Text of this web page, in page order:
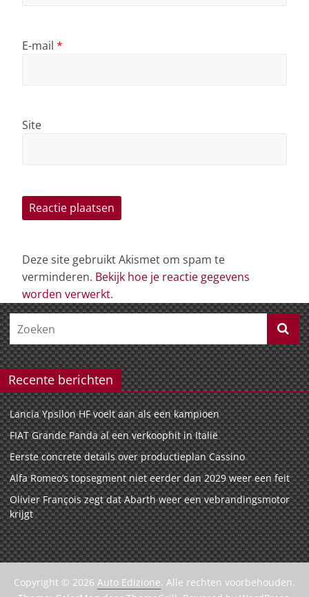
E-mail *
Site
Deze site gebruikt Akismet om spam te
verminderen. Bekijk hoe je reactie gegevens
worden verwerkt.
Recente berichten
Lancia Ypsilon HF voelt aan als een kampioen
FIAT Grande Panda al een verkoophit in Italië
Eerste concrete details over productieplan Cassino
Alfa Romeo’s topsegment niet eerder dan 2029 weer een feit
Olivier François zegt dat Abarth weer een vebrandingsmotor
krijgt
Copyright © 2026 Auto Edizione. Alle rechten voorbehouden.